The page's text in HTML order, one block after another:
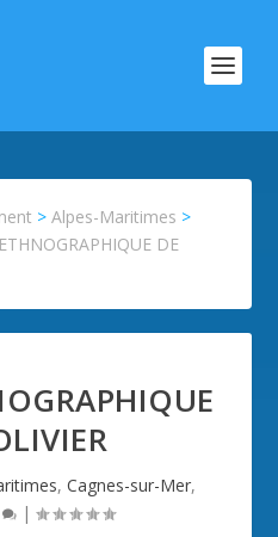
>Alpes-Maritimes >
DE
, Cagnes-sur-Mer,
|